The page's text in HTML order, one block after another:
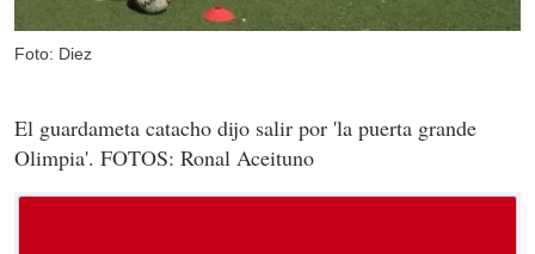
Foto: Diez
El guardameta catacho dijo salir por 'la puerta grande
Olimpia'. FOTOS: Ronal Aceituno